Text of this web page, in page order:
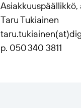
Taru Tukiainen
p. 050 340 3811